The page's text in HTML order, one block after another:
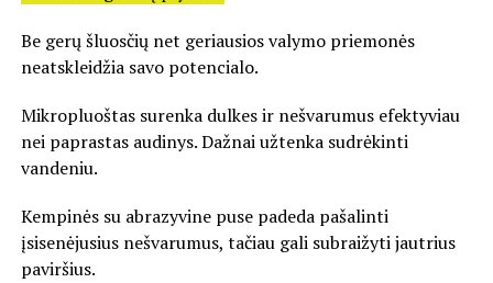
Be gerų šluosčių net geriausios valymo priemonės
neatskleidžia savo potencialo.
Mikropluoštas surenka dulkes ir nešvarumus efektyviau
nei paprastas audinys. Dažnai užtenka sudrėkinti
vandeniu.
Kempinės su abrazyvine puse padeda pašalinti
įsisenėjusius nešvarumus, tačiau gali subraižyti jautrius
paviršius.